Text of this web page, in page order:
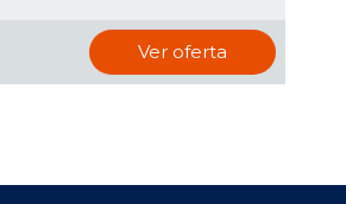
Ver oferta